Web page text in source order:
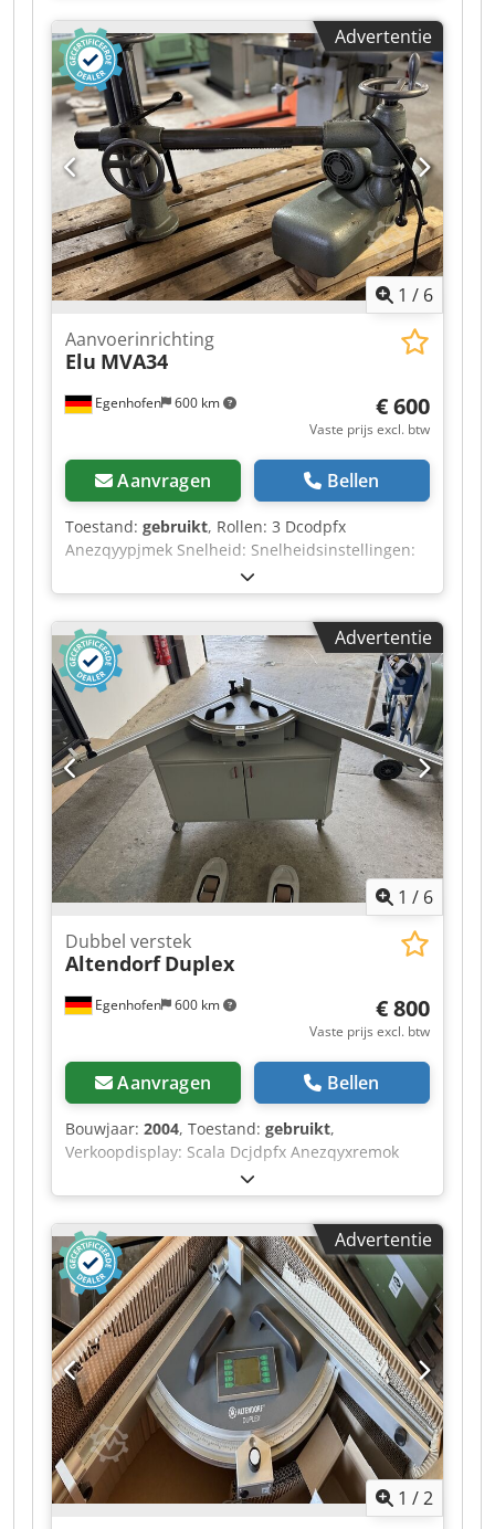
Laservermogen: 500 watt Spotmodus: Multi
Watergekoeld Dodezq H Uaspfx Anmeck Max.
pulsenergie (mJ): 15 Werkafstand/scanbreedte:
185 – 438 mm / 105 – 300 mm 20 µm roest
(m²/h): 13,9 20 µm olievervuiling (m²/h): 15,3 20
µm verf/lak (m²/h): 10,5 5 µm verzinkt plaatstaal
(m²/h): 2,0 Grond- of wandoppervlakken (m²/h):
16,2 Autolak (m²/h): 2,2 Vermogensopname: 3 kW
Spanning/Hz: 230 V / 50 Hz Afmetingen (cm L x B
x H): 95 x 61 x 103 Gewicht (kg): 177
Advertentie
1 / 6
Egenhofen 600 km
Aanvoerinrichting
Elu MVA34
€ 600
Vaste prijs excl. btw
Aanvragen Bellen
Toestand: gebruikt, Rollen: 3 Dcodpfx
Anezqyypjmek Snelheid: Snelheidsinstellingen:
Advertentie
1 / 6
Egenhofen 600 km
Dubbel verstek
Altendorf Duplex
€ 800
Vaste prijs excl. btw
Aanvragen Bellen
Bouwjaar: 2004, Toestand: gebruikt,
Verkoopdisplay: Scala Dcjdpfx Anezqyxremok
Maataanwijzing afstelkleppen: Scala
Advertentie
1 /2